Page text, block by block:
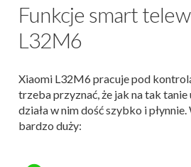
Funkcje smart
L32M6
Xiaomi L32M6 pracuje pod
trzeba przyznać, że jak na tak
działa w nim dość szybko i
bardzo duży: